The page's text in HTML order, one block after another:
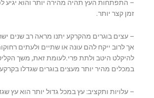
– התפתחות העץ תהיה מהירה יותר והוא יגיע
זמן קצר יותר.
– עצים בוגרים מהקרקע יתנו מראה רב שנים
אך לרוב ייקח להם עונה או שתיים ולעתים
להיקלט היטב ולתת פרי.לעומת זאת, משך
במכלים מהיר יותר מעצים בוגרים שגדלו
– עלויות ותקציב: עץ במכל גדול יותר הוא עץ